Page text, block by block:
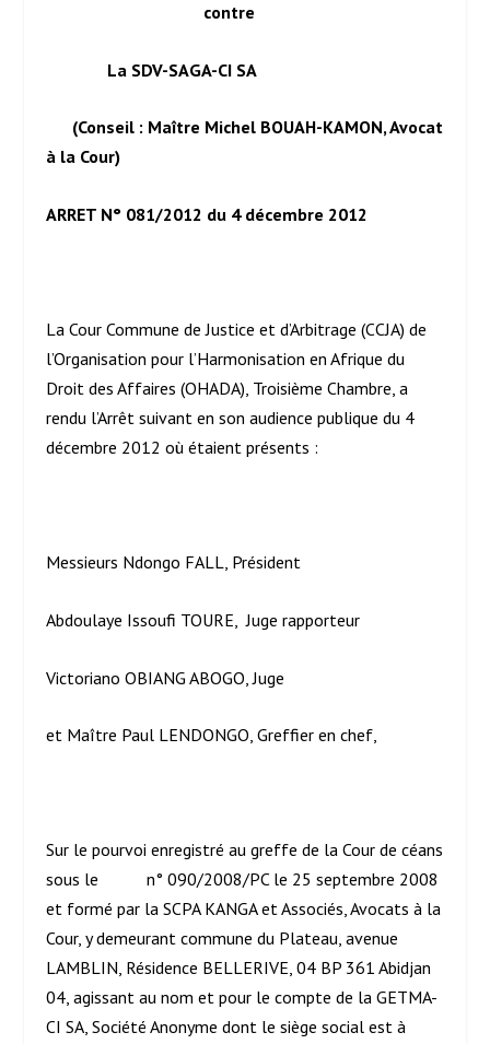
contre
La SDV-SAGA-CI SA
(Conseil : Maître Michel BOUAH-KAMON, Avocat
à la Cour)
ARRET N° 081/2012 du 4 décembre 2012
La Cour Commune de Justice et d’Arbitrage (CCJA) de
l’Organisation pour l’Harmonisation en Afrique du
Droit des Affaires (OHADA), Troisième Chambre, a
rendu l’Arrêt suivant en son audience publique du 4
décembre 2012 où étaient présents :
Messieurs Ndongo FALL, Président
Abdoulaye Issoufi TOURE, Juge rapporteur
Victoriano OBIANG ABOGO, Juge
et Maître Paul LENDONGO, Greffier en chef,
Sur le pourvoi enregistré au greffe de la Cour de céans
sous le n° 090/2008/PC le 25 septembre 2008
et formé par la SCPA KANGA et Associés, Avocats à la
Cour, y demeurant commune du Plateau, avenue
LAMBLIN, Résidence BELLERIVE, 04 BP 361 Abidjan
04, agissant au nom et pour le compte de la GETMA-
CI SA, Société Anonyme dont le siège social est à